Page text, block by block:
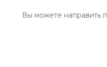
Вы можете направить